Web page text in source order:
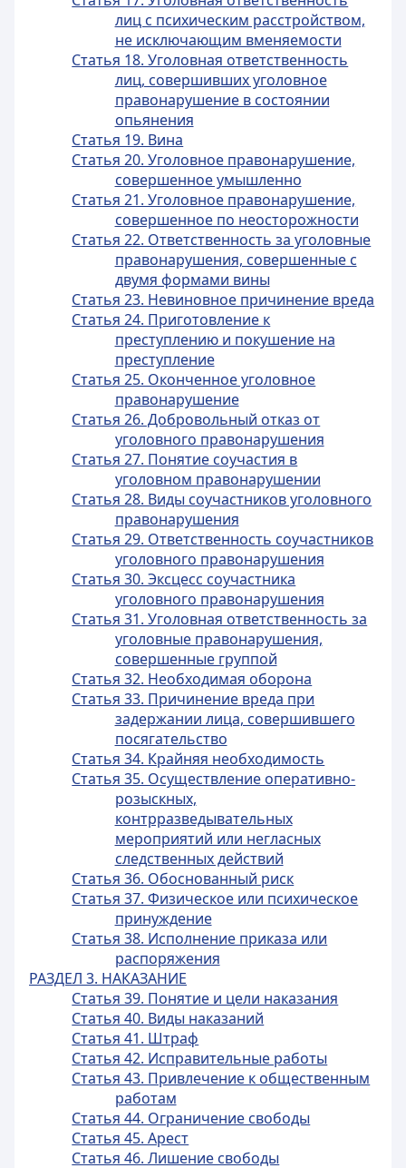
лиц с психическим расстройством,
не исключающим вменяемости
Статья 18. Уголовная ответственность
лиц, совершивших уголовное
правонарушение в состоянии
опьянения
Статья 19. Вина
Статья 20. Уголовное правонарушение,
совершенное умышленно
Статья 21. Уголовное правонарушение,
совершенное по неосторожности
Статья 22. Ответственность за уголовные
правонарушения, совершенные с
двумя формами вины
Статья 23. Невиновное причинение вреда
Статья 24. Приготовление к
преступлению и покушение на
преступление
Статья 25. Оконченное уголовное
правонарушение
Статья 26. Добровольный отказ от
уголовного правонарушения
Статья 27. Понятие соучастия в
уголовном правонарушении
Статья 28. Виды соучастников уголовного
правонарушения
Статья 29. Ответственность соучастников
уголовного правонарушения
Статья 30. Эксцесс соучастника
уголовного правонарушения
Статья 31. Уголовная ответственность за
уголовные правонарушения,
совершенные группой
Статья 32. Необходимая оборона
Статья 33. Причинение вреда при
задержании лица, совершившего
посягательство
Статья 34. Крайняя необходимость
Статья 35. Осуществление оперативно-
розыскных,
контрразведывательных
мероприятий или негласных
следственных действий
Статья 36. Обоснованный риск
Статья 37. Физическое или психическое
принуждение
Статья 38. Исполнение приказа или
распоряжения
РАЗДЕЛ 3. НАКАЗАНИЕ
Статья 39. Понятие и цели наказания
Статья 40. Виды наказаний
Статья 41. Штраф
Статья 42. Исправительные работы
Статья 43. Привлечение к общественным
работам
Статья 44. Ограничение свободы
Статья 45. Арест
Статья 46. Лишение свободы